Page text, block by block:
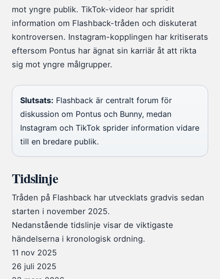
mot yngre publik. TikTok-videor har spridit
information om Flashback-tråden och diskuterat
kontroversen. Instagram-kopplingen har kritiserats
eftersom Pontus har ägnat sin karriär åt att rikta
sig mot yngre målgrupper.
Slutsats: Flashback är centralt forum för
diskussion om Pontus och Bunny, medan
Instagram och TikTok sprider information vidare
till en bredare publik.
Tidslinje
Tråden på Flashback har utvecklats gradvis sedan
starten i november 2025.
Nedanstående tidslinje visar de viktigaste
händelserna i kronologisk ordning.
11 nov 2025
26 juli 2025